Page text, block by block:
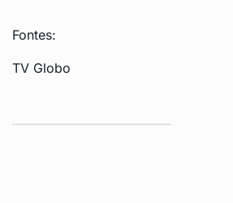
Fontes:
TV Globo